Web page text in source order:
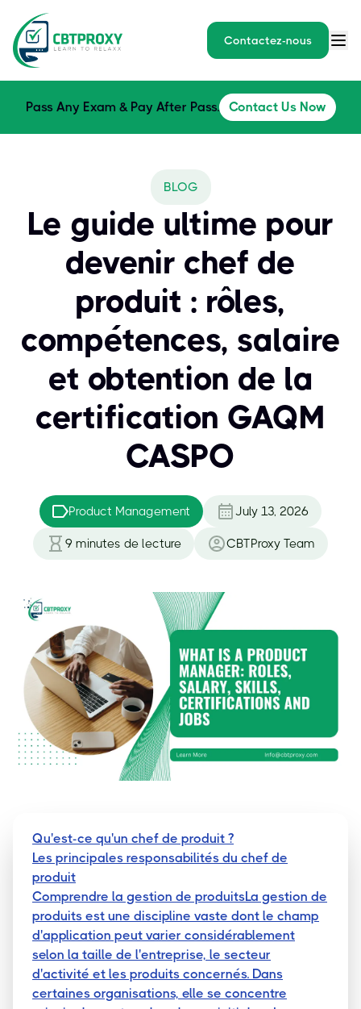
Contactez-nous
Pass Any Exam & Pay After Pass. Contact Us Now
BLOG
Le guide ultime pour
devenir chef de
produit : rôles,
compétences, salaire
et obtention de la
certification GAQM
CASPO
Product Management July 13, 2026
9 minutes de lecture CBTProxy Team
Qu'est-ce qu'un chef de produit ?
Les principales responsabilités du chef de
produit
Comprendre la gestion de produitsLa gestion de
produits est une discipline vaste dont le champ
d'application peut varier considérablement
selon la taille de l'entreprise, le secteur
d'activité et les produits concernés. Dans
certaines organisations, elle se concentre